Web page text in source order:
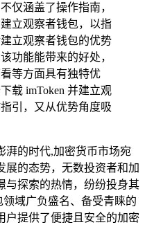
仅涵盖了操作指南，
立观察者钱包，以指
立观察者钱包的优势
功能能带来的好处，
等方面具有独特优
载 imToken 并建立观
引，又从优势角度吸
湃的时代,加密货币市场宛
展的态势，无数投资者和加
与探索的热情，纷纷投身其
领域广负盛名、备受青睐的
户提供了便捷且安全的加密